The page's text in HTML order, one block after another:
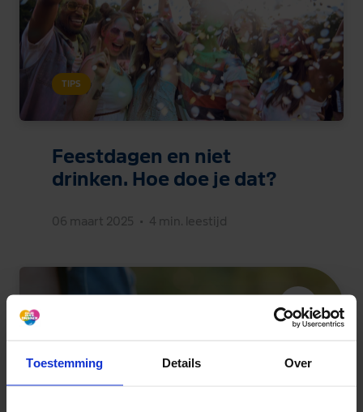
Toestemming Details Over
TIPS
Feestdagen en niet
drinken. Hoe doe je dat?
06 maart 2025 • 4 min. leestijd